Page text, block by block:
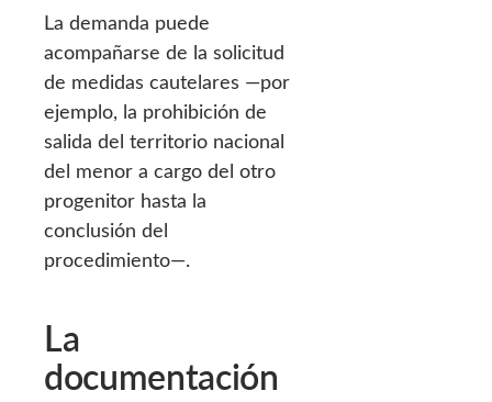
La demanda puede
acompañarse de la solicitud
de medidas cautelares —por
ejemplo, la prohibición de
salida del territorio nacional
del menor a cargo del otro
progenitor hasta la
conclusión del
procedimiento—.
La
documentación